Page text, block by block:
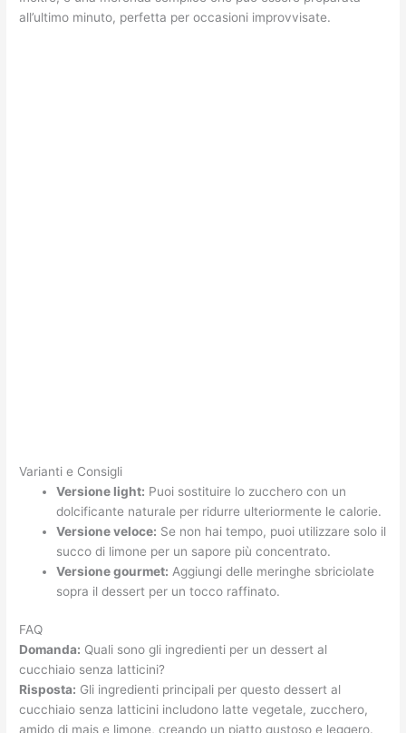
all’ultimo minuto, perfetta per occasioni improvvisate.
Varianti e Consigli
Versione light: Puoi sostituire lo zucchero con un
dolcificante naturale per ridurre ulteriormente le calorie.
Versione veloce: Se non hai tempo, puoi utilizzare solo il
succo di limone per un sapore più concentrato.
Versione gourmet: Aggiungi delle meringhe sbriciolate
sopra il dessert per un tocco raffinato.
FAQ
Domanda: Quali sono gli ingredienti per un dessert al
cucchiaio senza latticini?
Risposta: Gli ingredienti principali per questo dessert al
cucchiaio senza latticini includono latte vegetale, zucchero,
amido di mais e limone, creando un piatto gustoso e leggero.